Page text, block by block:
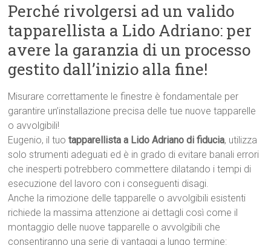
Perché rivolgersi ad un valido
tapparellista a Lido Adriano: per
avere la garanzia di un processo
gestito dall’inizio alla fine!
Misurare correttamente le finestre è fondamentale per
garantire un’installazione precisa delle tue nuove tapparelle
o avvolgibili!
Eugenio, il tuotapparellista a Lido Adriano di fiducia, utilizza
solo strumenti adeguati ed è in grado di evitare banali errori
che inesperti potrebbero commettere dilatando i tempi di
esecuzione del lavoro con i conseguenti disagi.
Anche la rimozione delle tapparelle o avvolgibili esistenti
richiede la massima attenzione ai dettagli così come il
montaggio delle nuove tapparelle o avvolgibili che
consentiranno una serie di vantaggi a lungo termine: